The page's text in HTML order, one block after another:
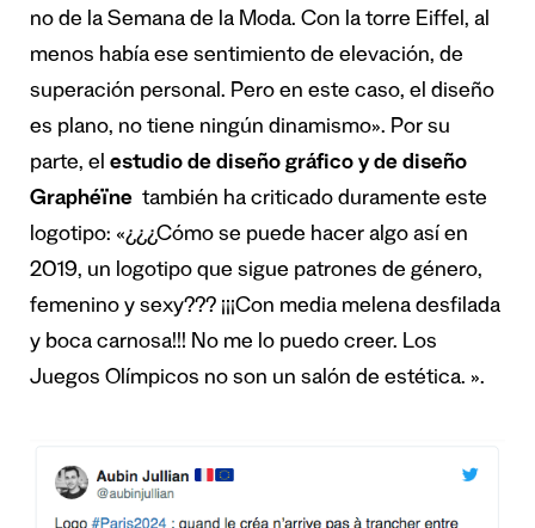
no de la Semana de la Moda. Con la torre Eiffel, al
menos había ese sentimiento de elevación, de
superación personal. Pero en este caso, el diseño
es plano, no tiene ningún dinamismo». Por su
parte, el estudio de diseño gráfico y de diseño
Graphéïne también ha criticado duramente este
logotipo: «¿¿¿Cómo se puede hacer algo así en
2019, un logotipo que sigue patrones de género,
femenino y sexy??? ¡¡¡Con media melena desfilada
y boca carnosa!!! No me lo puedo creer. Los
Juegos Olímpicos no son un salón de estética. ».